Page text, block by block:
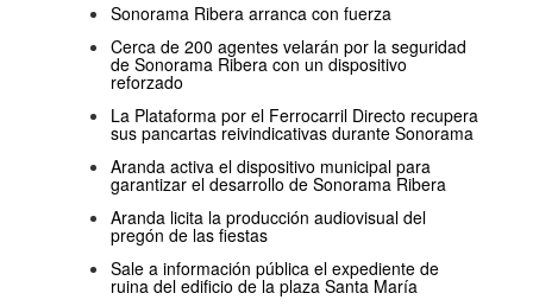
Sonorama Ribera arranca con fuerza
Cerca de 200 agentes velarán por la seguridad
de Sonorama Ribera con un dispositivo
reforzado
La Plataforma por el Ferrocarril Directo recupera
sus pancartas reivindicativas durante Sonorama
Aranda activa el dispositivo municipal para
garantizar el desarrollo de Sonorama Ribera
Aranda licita la producción audiovisual del
pregón de las fiestas
Sale a información pública el expediente de
ruina del edificio de la plaza Santa María